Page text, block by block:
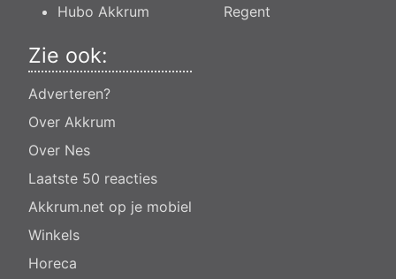
Hubo Akkrum
Regent
Zie ook:
Adverteren?
Over Akkrum
Over Nes
Laatste 50 reacties
Akkrum.net op je mobiel
Winkels
Horeca